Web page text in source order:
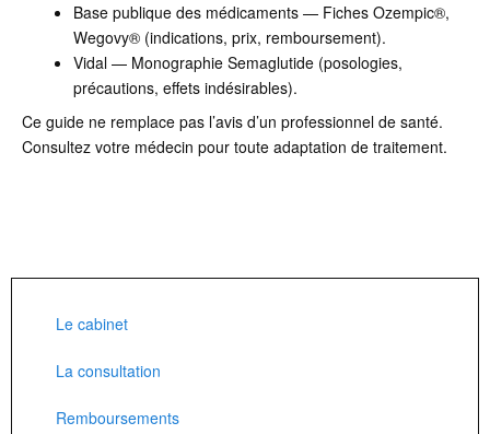
Base publique des médicaments — Fiches Ozempic®,
Wegovy® (indications, prix, remboursement).
Vidal — Monographie Semaglutide (posologies,
précautions, effets indésirables).
Ce guide ne remplace pas l’avis d’un professionnel de santé.
Consultez votre médecin pour toute adaptation de traitement.
Le cabinet
La consultation
Remboursements